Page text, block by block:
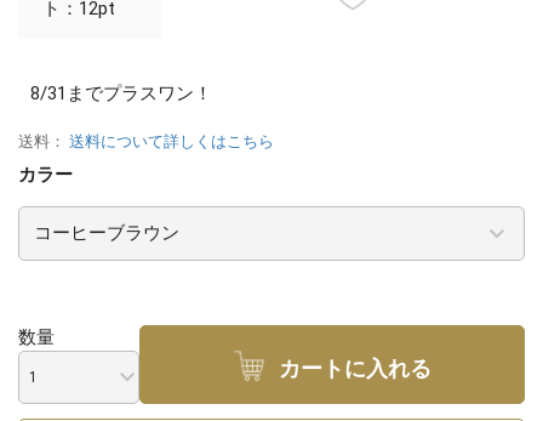
ト：12pt
8/31までプラスワン！
送料： 送料について詳しくはこちら
カラー
数量
カートに入れる